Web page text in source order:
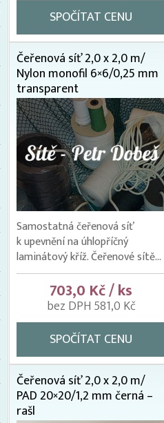
SPOČÍTAT CENU
Čeřenová síť 2,0 x 2,0 m/
Nylon monofil 6×6/0,25 mm
transparent
Samostatná čeřenová síť
k upevnění na úhlopříčný
laminátový kříž. Čeřenové sítě...
703,0 Kč / ks
bez DPH 581,0 Kč
SPOČÍTAT CENU
Čeřenová síť 2,0 x 2,0 m/
PAD 20×20/1,2 mm černá –
rašl